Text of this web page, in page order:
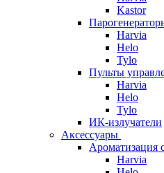
Kastor
Harvia
Helo
Tylo
Пульты
Harvia
Helo
Tylo
ИК-излучатели
Аксессуары
Ароматизация
Harvia